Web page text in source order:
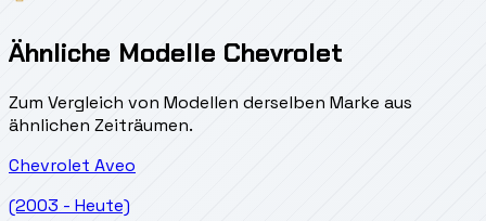
Ähnliche Modelle Chevrolet
Zum Vergleich von Modellen derselben Marke aus
ähnlichen Zeiträumen.
Chevrolet Aveo
(2003 - Heute)